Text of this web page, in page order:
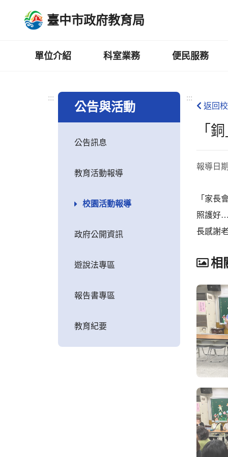
臺中市政府教育局
單位介紹 科室業務 便民服務
:::
公告與活動
公告訊息
教育活動報導
校園活動報導
政府公開資訊
遊說法專區
報告書專區
教育紀要
:::
返回
「
報導日
「家長
照護好
長感謝
相